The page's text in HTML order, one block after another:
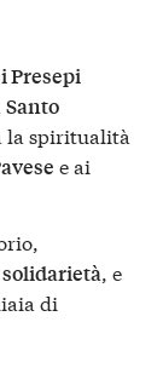
Presepi
Santo
la spiritualità
e ai
, e
di